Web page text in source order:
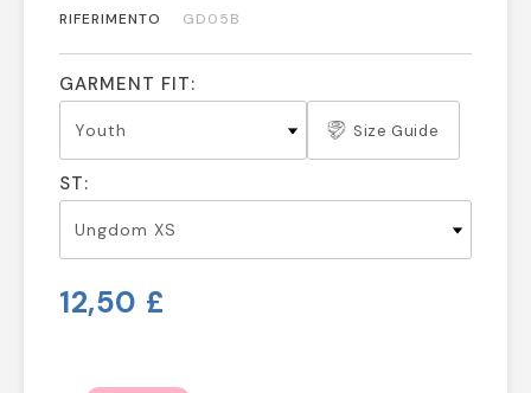
RIFERIMENTO GD05B
GARMENT FIT:
Size Guide
ST:
12,50 £